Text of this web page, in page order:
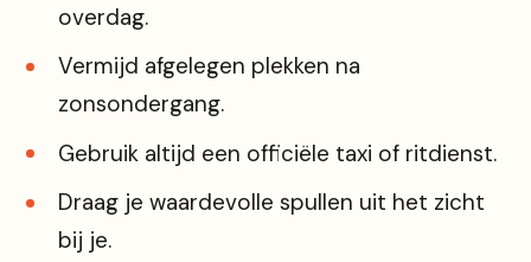
overdag.
Vermijd afgelegen plekken na
zonsondergang.
Gebruik altijd een officiële taxi of ritdienst.
Draag je waardevolle spullen uit het zicht
bij je.